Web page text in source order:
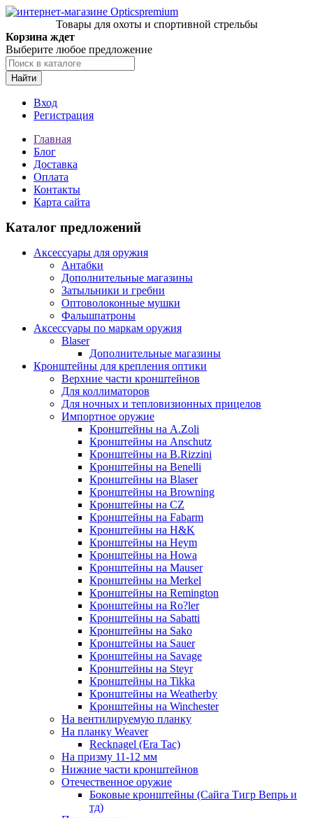
Товары для охоты и спортивной стрельбы
Корзина ждет
Выберите любое предложение
Найти
Вход
Регистрация
Главная
Блог
Доставка
Оплата
Контакты
Карта сайта
Каталог предложений
Аксессуары для оружия
Антабки
Дополнительные магазины
Затыльники и гребни
Оптоволоконные мушки
Фальшпатроны
Аксессуары по маркам оружия
Blaser
Дополнительные магазины
Кронштейны для крепления оптики
Верхние части кронштейнов
Для коллиматоров
Для ночных и тепловизионных прицелов
Импортное оружие
Кронштейны на A.Zoli
Кронштейны на Anschutz
Кронштейны на B.Rizzini
Кронштейны на Benelli
Кронштейны на Blaser
Кронштейны на Browning
Кронштейны на CZ
Кронштейны на Fabarm
Кронштейны на H&K
Кронштейны на Heym
Кронштейны на Howa
Кронштейны на Mauser
Кронштейны на Merkel
Кронштейны на Remington
Кронштейны на Ro?ler
Кронштейны на Sabatti
Кронштейны на Sako
Кронштейны на Sauer
Кронштейны на Savage
Кронштейны на Steyr
Кронштейны на Tikka
Кронштейны на Weatherby
Кронштейны на Winchester
На вентилируемую планку
На планку Weaver
Recknagel (Era Tac)
На призму 11-12 мм
Нижние части кронштейнов
Отечественное оружие
Боковые кронштейны (Сайга Тигр Вепрь и
тд)